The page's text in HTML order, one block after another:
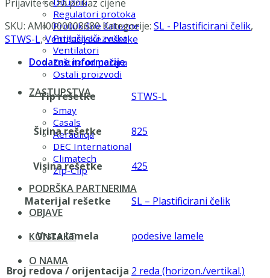
Regulatori protoka
Protukišne žaluzine
Prigušivači zvuka
Ventilatori
Zaštita od požara
Ostali proizvodi
ZASTUPSTVA
Smay
Casals
Aerauliqa
DEC International
Climatech
Zip-Clip
PODRŠKA PARTNERIMA
OBJAVE
KONTAKT
O NAMA
Prijavite se za prikaz cijene
SKU: AMI0000003680 Kategorije: SL - Plastificirani čelik,
STWS-L,Ventilacijske rešetke
Dodatne informacije
Tip rešetke STWS-L
Širina rešetke 825
Visina rešetke 425
Materijal rešetke SL – Plastificirani čelik
Vrsta lamela podesive lamele
Broj redova / orijentacija 2 reda (horizon./vertikal.)